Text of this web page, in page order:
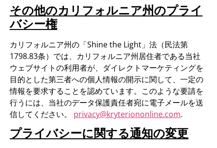
その他のカリフォルニア州のプライ
バシー権
カリフォルニア州の「Shine the Light」法（民法第
1798.83条）では、カリフォルニア州居住者である当社
ウェブサイトの利用者が、ダイレクトマーケティングを
目的とした第三者への個人情報の開示に関して、一定の
情報を要求することを認めています。このような要請を
行うには、当社のデータ保護責任者宛に電子メールを送
信してください。 privacy@kryteriononline.com.
プライバシーに関する通知の変更